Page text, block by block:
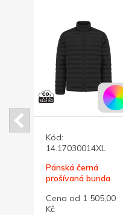
Kód:
14.17030014XL
Pánská černá
prošívaná bunda
Cena od 1 505,00
Kč